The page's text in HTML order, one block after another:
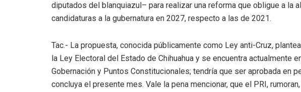
diputados del blanquiazul– para realizar una reforma que obligue a la
candidaturas a la gubernatura en 2027, respecto a las de 2021.
Tac.- La propuesta, conocida públicamente como Ley anti-Cruz,
la Ley Electoral del Estado de Chihuahua y se encuentra actualmente
Gobernación y Puntos Constitucionales; tendría que ser aprobada en
concluya el presente mes. Vale la pena mencionar, que el PRI,